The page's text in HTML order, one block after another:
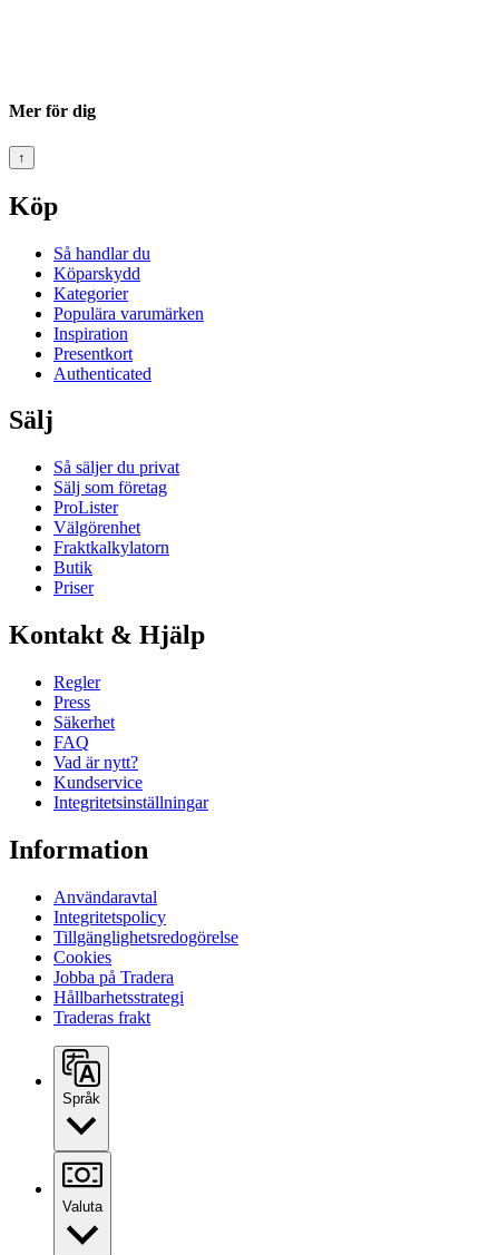
Mer för dig
↑
Köp
Så handlar du
Köparskydd
Kategorier
Populära varumärken
Inspiration
Presentkort
Authenticated
Sälj
Så säljer du privat
Sälj som företag
ProLister
Välgörenhet
Fraktkalkylatorn
Butik
Priser
Kontakt & Hjälp
Regler
Press
Säkerhet
FAQ
Vad är nytt?
Kundservice
Integritetsinställningar
Information
Användaravtal
Integritetspolicy
Tillgänglighetsredogörelse
Cookies
Jobba på Tradera
Hållbarhetsstrategi
Traderas frakt
Språk
Valuta